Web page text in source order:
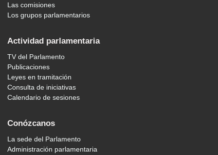
Las comisiones
Los grupos parlamentarios
Actividad parlamentaria
TV del Parlamento
Publicaciones
Leyes en tramitación
Consulta de iniciativas
Calendario de sesiones
Conózcanos
La sede del Parlamento
Administración parlamentaria